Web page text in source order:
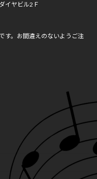
イヤビル2Ｆ
す。お間違えのないようご注